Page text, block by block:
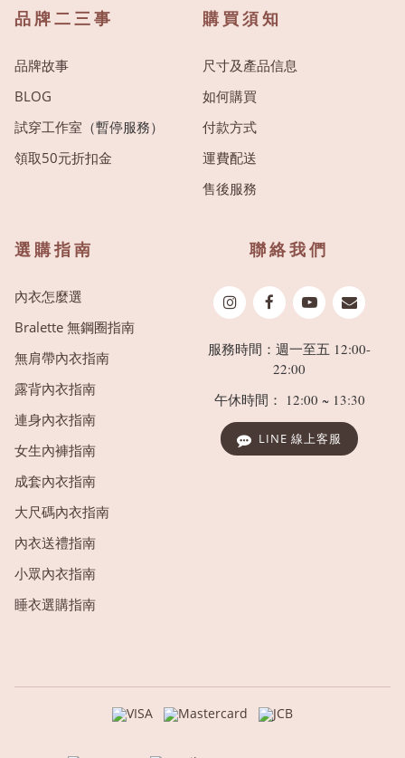
品牌二三事
品牌故事
BLOG
試穿工作室 （暫停服務）
領取50元折扣金
購買須知
尺寸及產品信息
如何購買
付款方式
運費配送
售後服務
選購指南
內衣怎麼選
Bralette 無鋼圈指南
無肩帶內衣指南
露背內衣指南
連身內衣指南
女生內褲指南
成套內衣指南
大尺碼內衣指南
內衣送禮指南
小眾內衣指南
睡衣選購指南
聯絡我們
服務時間：週一至五 12:00-
22:00
午休時間： 12:00 ~ 13:30
LINE 線上客服